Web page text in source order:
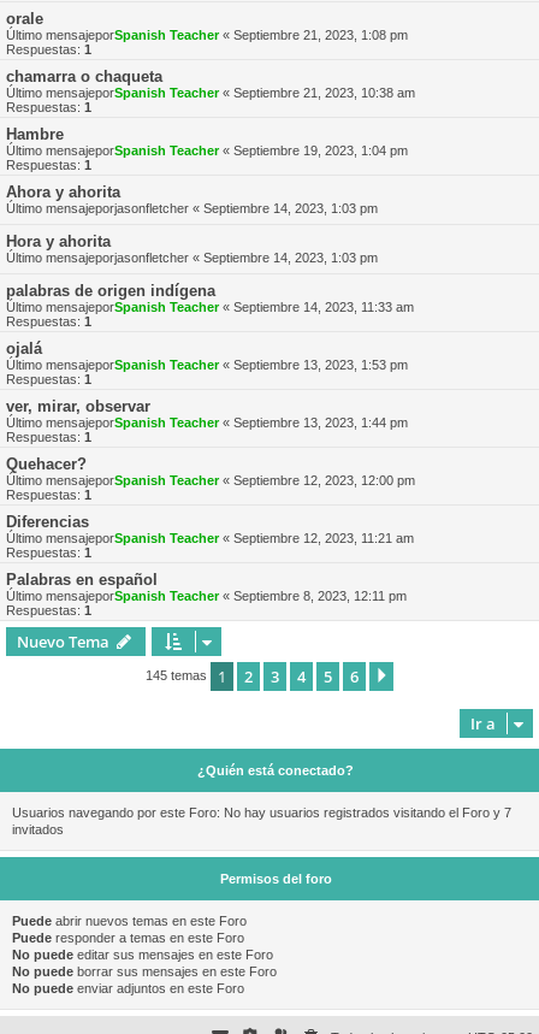
orale
Último mensajeporSpanish Teacher« Septiembre 21, 2023, 1:08 pm
Respuestas: 1
chamarra o chaqueta
Último mensajeporSpanish Teacher« Septiembre 21, 2023, 10:38 am
Respuestas: 1
Hambre
Último mensajeporSpanish Teacher« Septiembre 19, 2023, 1:04 pm
Respuestas: 1
Ahora y ahorita
Último mensajeporjasonfletcher « Septiembre 14, 2023, 1:03 pm
Hora y ahorita
Último mensajeporjasonfletcher « Septiembre 14, 2023, 1:03 pm
palabras de origen indígena
Último mensajeporSpanish Teacher« Septiembre 14, 2023, 11:33 am
Respuestas: 1
ojalá
Último mensajeporSpanish Teacher« Septiembre 13, 2023, 1:53 pm
Respuestas: 1
ver, mirar, observar
Último mensajeporSpanish Teacher« Septiembre 13, 2023, 1:44 pm
Respuestas: 1
Quehacer?
Último mensajeporSpanish Teacher« Septiembre 12, 2023, 12:00 pm
Respuestas: 1
Diferencias
Último mensajeporSpanish Teacher« Septiembre 12, 2023, 11:21 am
Respuestas: 1
Palabras en español
Último mensajeporSpanish Teacher« Septiembre 8, 2023, 12:11 pm
Respuestas: 1
Nuevo Tema
145 temas 1 2 3 4 5 6
Ir a
¿Quién está conectado?
Usuarios navegando por este Foro: No hay usuarios registrados visitando el Foro y 7
invitados
Permisos del foro
Puede abrir nuevos temas en este Foro
Puede responder a temas en este Foro
No puede editar sus mensajes en este Foro
No puede borrar sus mensajes en este Foro
No puede enviar adjuntos en este Foro